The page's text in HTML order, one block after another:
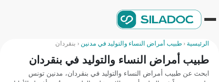
الرئيسية‹طبيب أمراض النساء والتوليد في مدنين‹بنقردان
طبيب أمراض النساء والتوليد في بنقردان
ابحث عن طبيب أمراض النساء والتوليد في بنقردان، مدنين تونس